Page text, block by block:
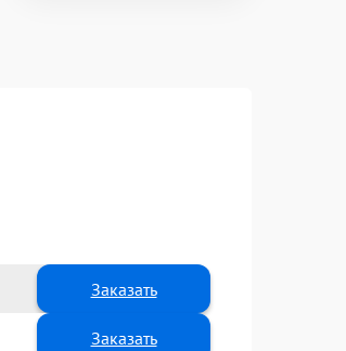
Заказать
Заказать